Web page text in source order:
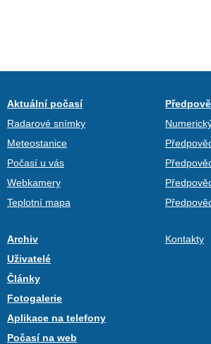
Aktuální počasí
Radarové snímky
Meteostanice
Počasí u vás
Webkamery
Teplotní mapa
Archiv
Uživatelé
Články
Fotogalerie
Aplikace na telefony
Počasí na web
Kontakty